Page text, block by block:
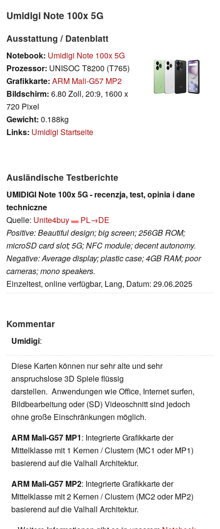
Umidigi Note 100x 5G
Ausstattung / Datenblatt
Notebook: Umidigi Note 100x 5G
Prozessor: UNISOC T8200 (T765)
Grafikkarte: ARM Mali-G57 MP2
Bildschirm: 6.80 Zoll, 20:9, 1600 x
720 Pixel
Gewicht: 0.188kg
Links: Umidigi Startseite
Ausländische Testberichte
UMIDIGI Note 100x 5G - recenzja, test, opinia i dane
techniczne
Quelle: Unite4buy
PL→DE
Positive: Beautiful design; big screen; 256GB ROM;
microSD card slot; 5G; NFC module; decent autonomy.
Negative: Average display; plastic case; 4GB RAM; poor
cameras; mono speakers.
Einzeltest, online verfügbar, Lang, Datum: 29.06.2025
Kommentar
Umidigi:
Diese Karten können nur sehr alte und sehr
anspruchslose 3D Spiele flüssig
darstellen. Anwendungen wie Office, Internet surfen,
Bildbearbeitung oder (SD) Videoschnitt sind jedoch
ohne große Einschränkungen möglich.
ARM Mali-G57 MP1: Integrierte Grafikkarte der
Mittelklasse mit 1 Kernen / Clustern (MC1 oder MP1)
basierend auf die Valhall Architektur.
ARM Mali-G57 MP2: Integrierte Grafikkarte der
Mittelklasse mit 2 Kernen / Clustern (MC2 oder MP2)
basierend auf die Valhall Architektur.